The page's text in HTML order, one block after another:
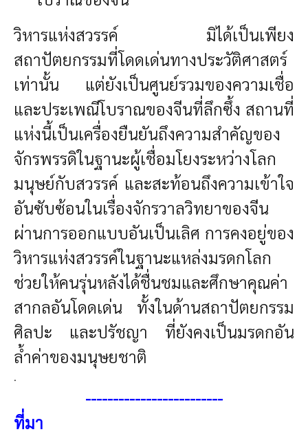
วิหารแห่งสวรรค์ มิได้เป็นเพียง
สถาปัตยกรรมที่โดดเด่นทางประวัติศาสตร์
เท่านั้น แต่ยังเป็นศูนย์รวมของความเชื่อ
และประเพณีโบราณของจีนที่ลึกซึ้ง สถานที่
แห่งนี้เป็นเครื่องยืนยันถึงความสำคัญของ
จักรพรรดิในฐานะผู้เชื่อมโยงระหว่างโลก
มนุษย์กับสวรรค์ และสะท้อนถึงความเข้าใจ
อันซับซ้อนในเรื่องจักรวาลวิทยาของจีน
ผ่านการออกแบบอันเป็นเลิศ การคงอยู่ของ
วิหารแห่งสวรรค์ในฐานะแหล่งมรดกโลก
ช่วยให้คนรุ่นหลังได้ชื่นชมและศึกษาคุณค่า
สากลอันโดดเด่น ทั้งในด้านสถาปัตยกรรม
ศิลปะ และปรัชญา ที่ยังคงเป็นมรดกอัน
ล้ำค่าของมนุษยชาติ
.
-------------------------
ที่มา